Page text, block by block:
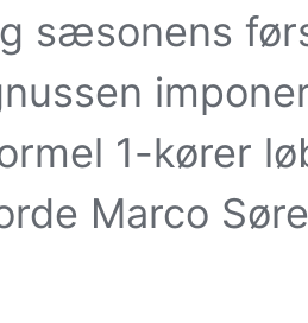
sæsonens
1-kører
Marco